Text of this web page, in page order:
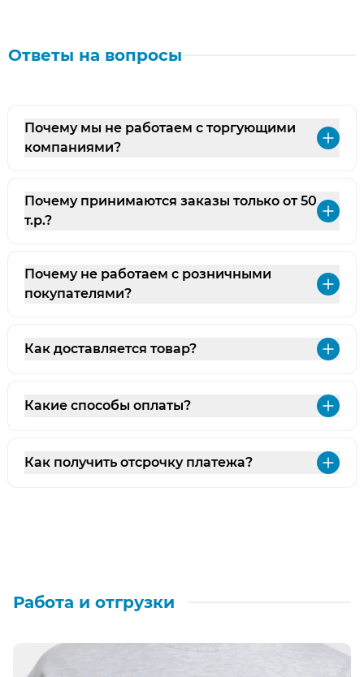
Ответы на вопросы
Почему мы не работаем с торгующими
компаниями?
Почему принимаются заказы только от 50
т.р.?
Почему не работаем с розничными
покупателями?
Как доставляется товар?
Какие способы оплаты?
Как получить отсрочку платежа?
Работа и отгрузки